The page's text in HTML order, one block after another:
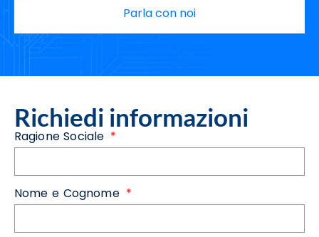
Parla con noi
Richiedi informazioni
Ragione Sociale
Nome e Cognome